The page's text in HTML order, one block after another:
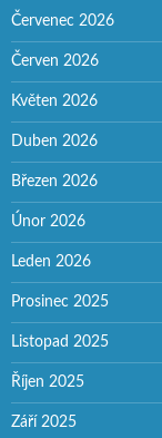
Červenec 2026
Červen 2026
Květen 2026
Duben 2026
Březen 2026
Únor 2026
Leden 2026
Prosinec 2025
Listopad 2025
Říjen 2025
Září 2025